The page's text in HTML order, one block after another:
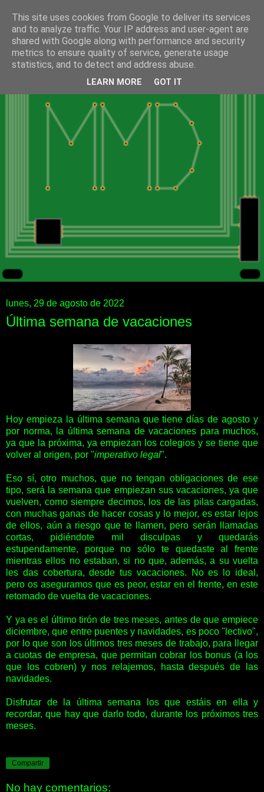
lunes, 29 de agosto de 2022
Última semana de vacaciones
Hoy empieza la última semana que tiene días de agosto y
por norma, la última semana de vacaciones para muchos,
ya que la próxima, ya empiezan los colegios y se tiene que
volver al origen, por "imperativo legal".
Eso sí, otro muchos, que no tengan obligaciones de ese
tipo, será la semana que empiezan sus vacaciones, ya que
vuelven, como siempre decimos, los de las pilas cargadas,
con muchas ganas de hacer cosas y lo mejor, es estar lejos
de ellos, aún a riesgo que te llamen, pero serán llamadas
cortas, pidiéndote mil disculpas y quedarás
estupendamente, porque no sólo te quedaste al frente
mientras ellos no estaban, si no que, además, a su vuelta
les das cobertura, desde tus vacaciones. No es lo ideal,
pero os aseguramos que es peor, estar en el frente, en este
retomado de vuelta de vacaciones.
Y ya es el último tirón de tres meses, antes de que empiece
diciembre, que entre puentes y navidades, es poco "lectivo",
por lo que son los últimos tres meses de trabajo, para llegar
a cuotas de empresa, que permitan cobrar los bonus (a los
que los cobren) y nos relajemos, hasta después de las
navidades.
Disfrutar de la última semana los que estáis en ella y
recordar, que hay que darlo todo, durante los próximos tres
meses.
Compartir
No hay comentarios:
This site uses cookies from Google to deliver its services
and to analyze traffic. Your IP address and user-agent are
shared with Google along with performance and security
metrics to ensure quality of service, generate usage
statistics, and to detect and address abuse.
LEARN MORE GOT IT